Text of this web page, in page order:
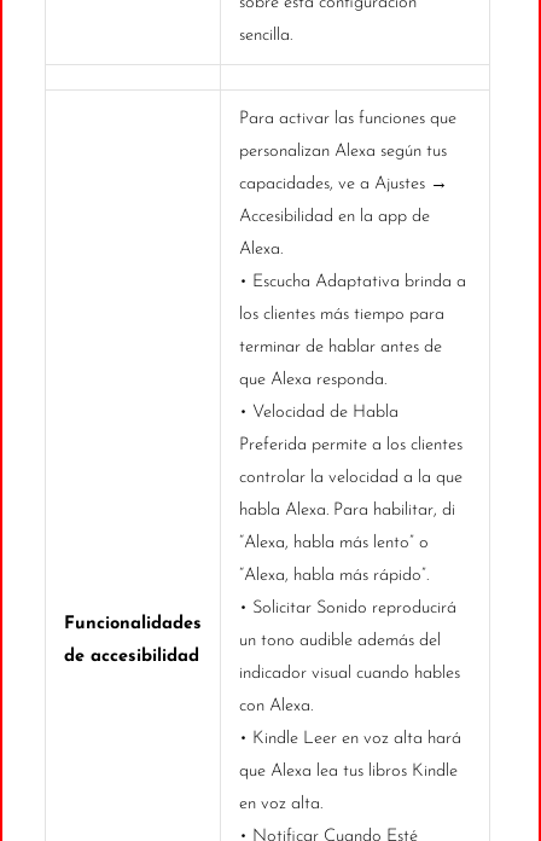
sencilla.
Funcionalidades
de accesibilidad
Para activar las funciones que
personalizan Alexa según tus
capacidades, ve a Ajustes →
Accesibilidad en la app de
Alexa.
• Escucha Adaptativa brinda a
los clientes más tiempo para
terminar de hablar antes de
que Alexa responda.
• Velocidad de Habla
Preferida permite a los clientes
controlar la velocidad a la que
habla Alexa. Para habilitar, di
“Alexa, habla más lento” o
“Alexa, habla más rápido”.
• Solicitar Sonido reproducirá
un tono audible además del
indicador visual cuando hables
con Alexa.
• Kindle Leer en voz alta hará
que Alexa lea tus libros Kindle
en voz alta.
• Notificar Cuando Esté